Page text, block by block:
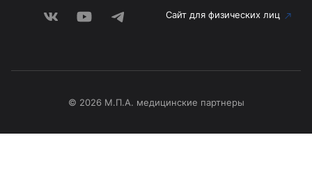
Сайт для физических лиц
© 2026 М.П.А. медицинские партнеры